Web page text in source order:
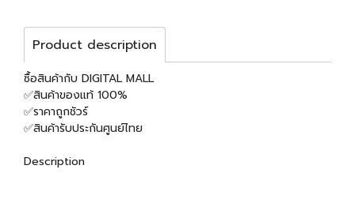
Product description
ซื้อสินค้ากับ DIGITAL MALL
✅สินค้าของแท้ 100%
✅ราคาถูกชัวร์
✅สินค้ารับประกันศูนย์ไทย
Description